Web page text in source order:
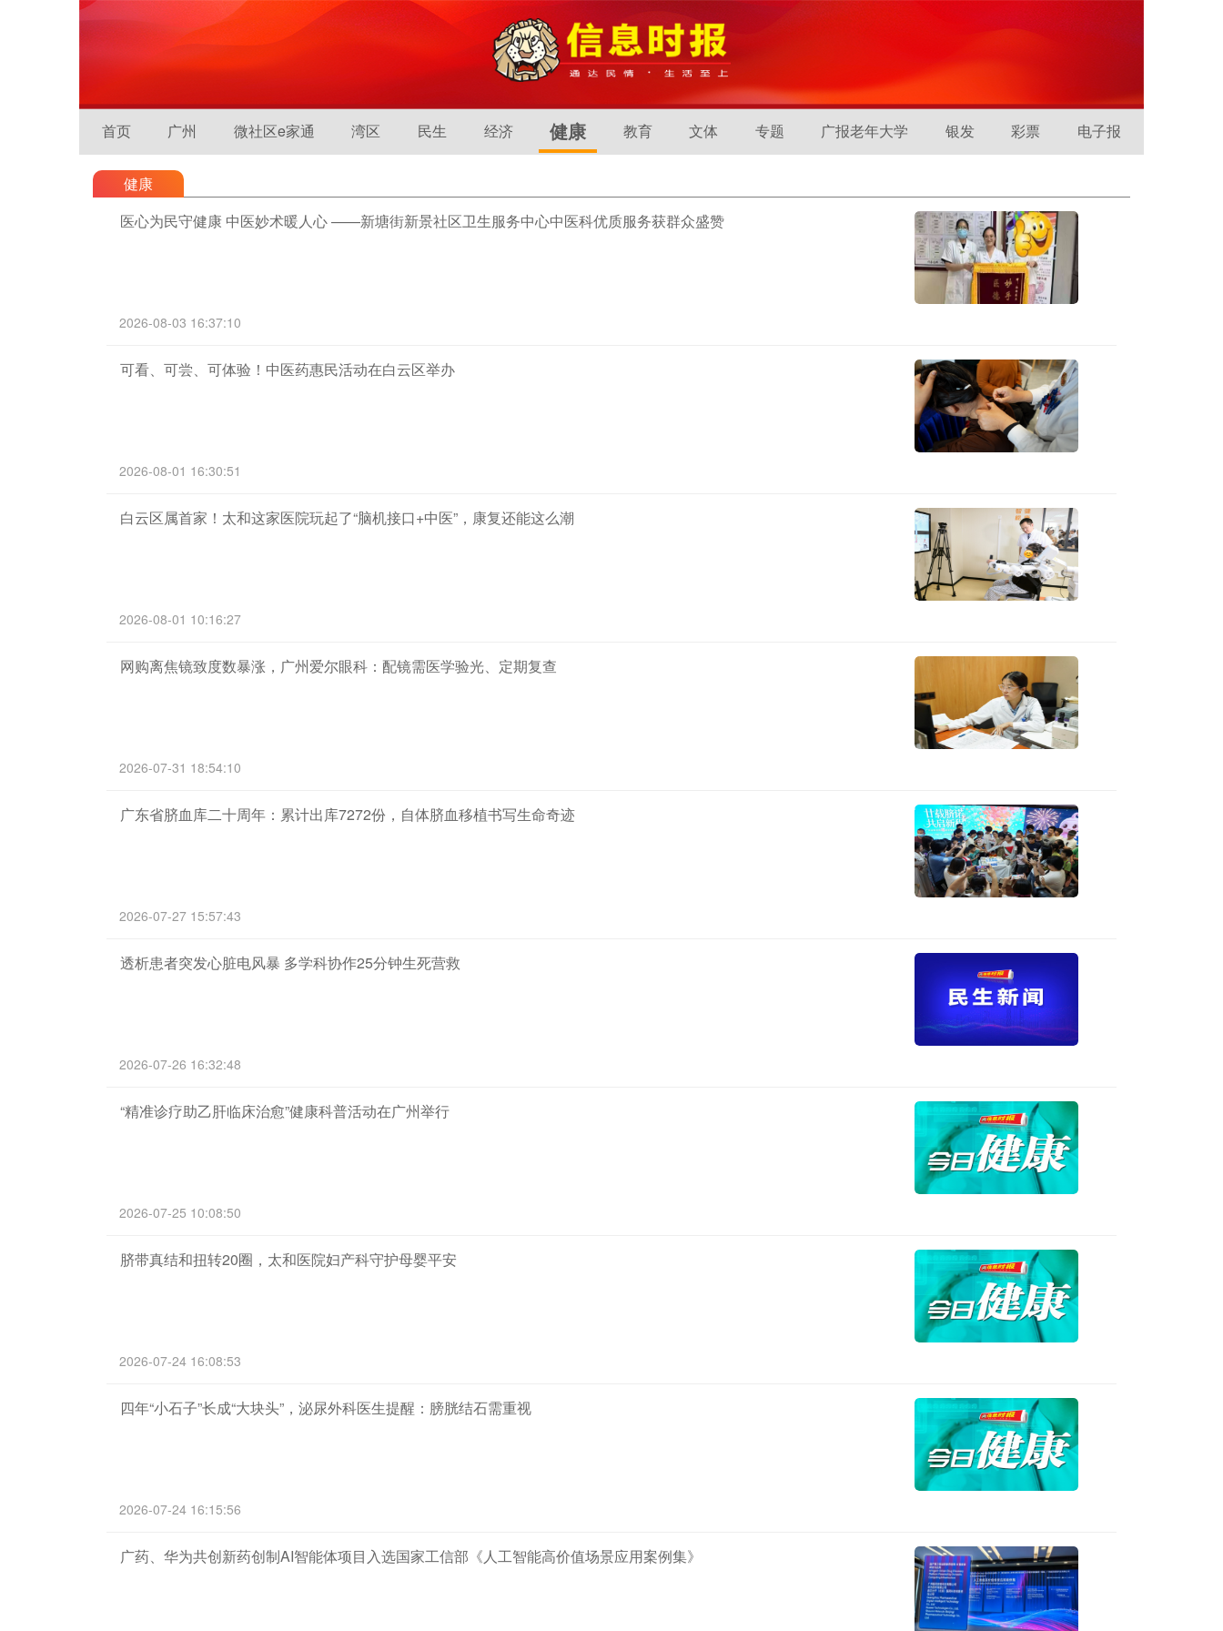
首页 广州 微社区e家通 湾区 民生 经济 健康 教育 文体 专题 广报老年大学 银发 彩票 电子报
健康
医心为民守健康 中医妙术暖人心 ——新塘街新景社区卫生服务中心中医科优质服务获群众盛赞
2026-08-03 16:37:10
可看、可尝、可体验！中医药惠民活动在白云区举办
2026-08-01 16:30:51
白云区属首家！太和这家医院玩起了“脑机接口+中医”，康复还能这么潮
2026-08-01 10:16:27
网购离焦镜致度数暴涨，广州爱尔眼科：配镜需医学验光、定期复查
2026-07-31 18:54:10
广东省脐血库二十周年：累计出库7272份，自体脐血移植书写生命奇迹
2026-07-27 15:57:43
透析患者突发心脏电风暴 多学科协作25分钟生死营救
2026-07-26 16:32:48
“精准诊疗助乙肝临床治愈”健康科普活动在广州举行
2026-07-25 10:08:50
脐带真结和扭转20圈，太和医院妇产科守护母婴平安
2026-07-24 16:08:53
四年“小石子”长成“大块头”，泌尿外科医生提醒：膀胱结石需重视
2026-07-24 16:15:56
广药、华为共创新药创制AI智能体项目入选国家工信部《人工智能高价值场景应用案例集》